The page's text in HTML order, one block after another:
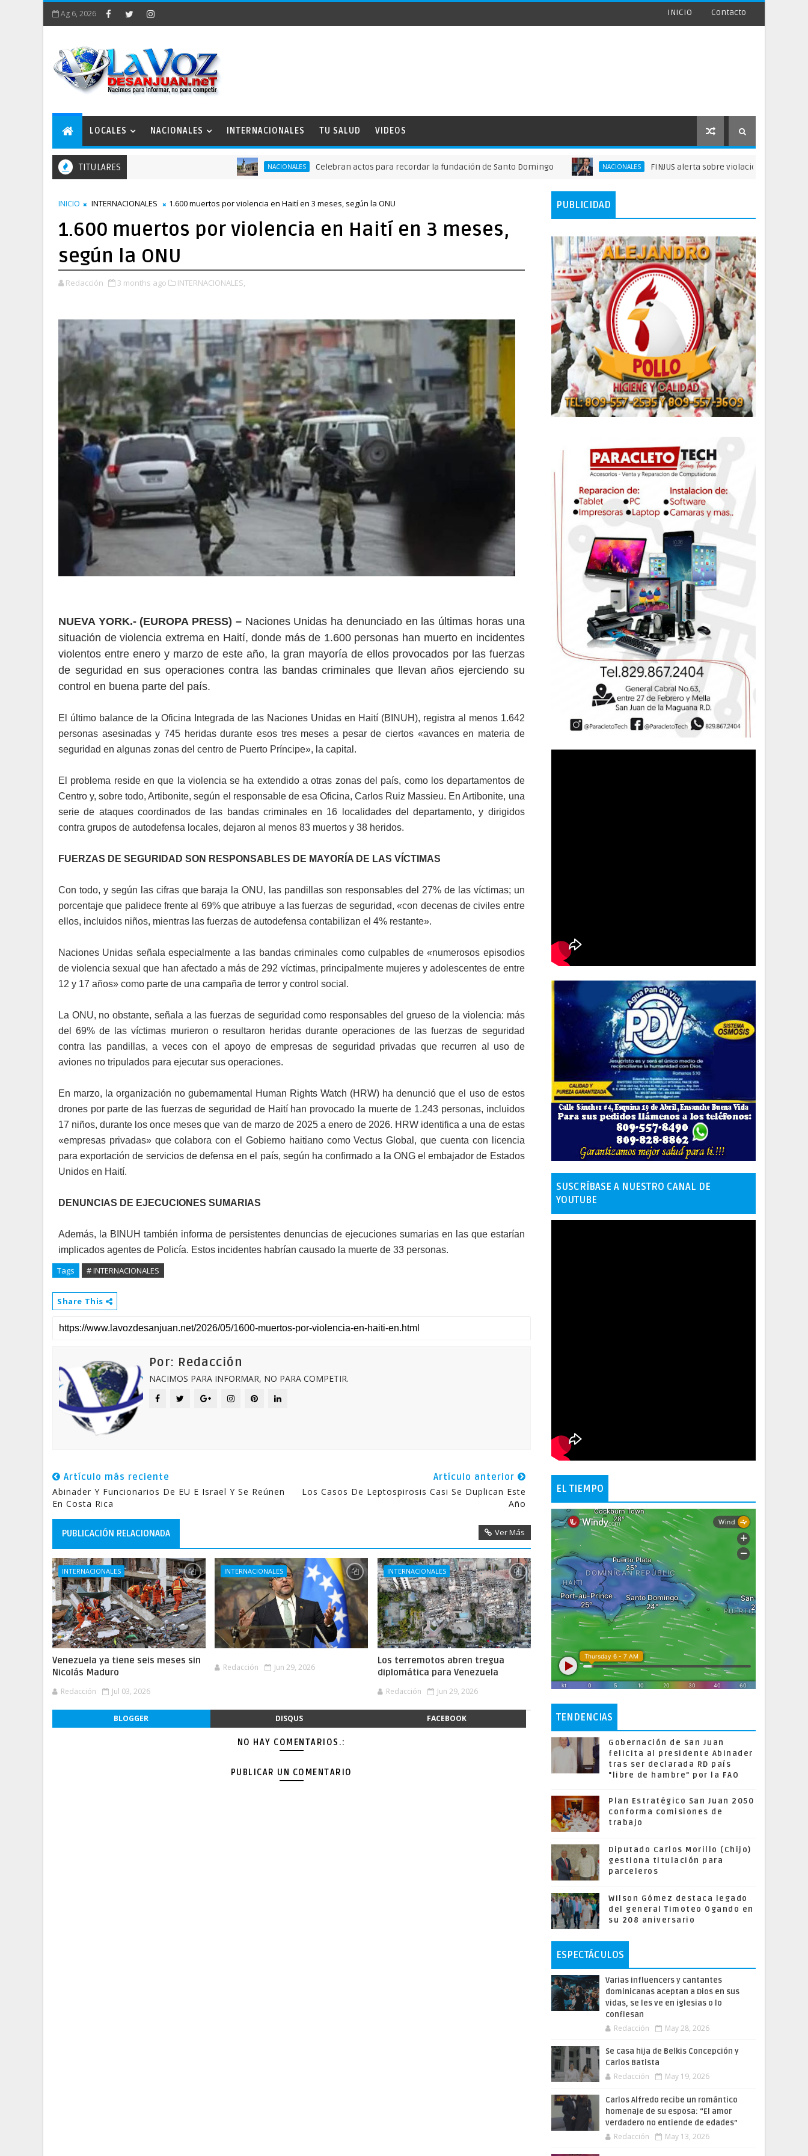
Ag 6, 2026 INICIO Contacto
LOCALES NACIONALES INTERNACIONALES TU SALUD VIDEOS
TITULARES NACIONALES Celebran actos para recordar la fundación de Santo Domingo NACIONALES FINJUS alerta sobre violaciones a garantías
INICIO INTERNACIONALES 1.600 muertos por violencia en Haití en 3 meses, según la ONU
1.600 muertos por violencia en Haití en 3 meses,
según la ONU
Redacción 3 months ago INTERNACIONALES,
NUEVA YORK.- (EUROPA PRESS) – Naciones Unidas ha denunciado en las últimas horas una
situación de violencia extrema en Haití, donde más de 1.600 personas han muerto en incidentes
violentos entre enero y marzo de este año, la gran mayoría de ellos provocados por las fuerzas
de seguridad en sus operaciones contra las bandas criminales que llevan años ejerciendo su
control en buena parte del país.
El último balance de la Oficina Integrada de las Naciones Unidas en Haití (BINUH), registra al menos 1.642
personas asesinadas y 745 heridas durante esos tres meses a pesar de ciertos «avances en materia de
seguridad en algunas zonas del centro de Puerto Príncipe», la capital.
El problema reside en que la violencia se ha extendido a otras zonas del país, como los departamentos de
Centro y, sobre todo, Artibonite, según el responsable de esa Oficina, Carlos Ruiz Massieu. En Artibonite, una
serie de ataques coordinados de las bandas criminales en 16 localidades del departamento, y dirigidos
contra grupos de autodefensa locales, dejaron al menos 83 muertos y 38 heridos.
FUERZAS DE SEGURIDAD SON RESPONSABLES DE MAYORÍA DE LAS VÍCTIMAS
Con todo, y según las cifras que baraja la ONU, las pandillas son responsables del 27% de las víctimas; un
porcentaje que palidece frente al 69% que atribuye a las fuerzas de seguridad, «con decenas de civiles entre
ellos, incluidos niños, mientras las fuerzas de autodefensa contabilizan el 4% restante».
Naciones Unidas señala especialmente a las bandas criminales como culpables de «numerosos episodios
de violencia sexual que han afectado a más de 292 víctimas, principalmente mujeres y adolescentes de entre
12 y 17 años» como parte de una campaña de terror y control social.
La ONU, no obstante, señala a las fuerzas de seguridad como responsables del grueso de la violencia: más
del 69% de las víctimas murieron o resultaron heridas durante operaciones de las fuerzas de seguridad
contra las pandillas, a veces con el apoyo de empresas de seguridad privadas que recurren al uso de
aviones no tripulados para ejecutar sus operaciones.
En marzo, la organización no gubernamental Human Rights Watch (HRW) ha denunció que el uso de estos
drones por parte de las fuerzas de seguridad de Haití han provocado la muerte de 1.243 personas, incluidos
17 niños, durante los once meses que van de marzo de 2025 a enero de 2026. HRW identifica a una de estas
«empresas privadas» que colabora con el Gobierno haitiano como Vectus Global, que cuenta con licencia
para exportación de servicios de defensa en el país, según ha confirmado a la ONG el embajador de Estados
Unidos en Haití.
DENUNCIAS DE EJECUCIONES SUMARIAS
Además, la BINUH también informa de persistentes denuncias de ejecuciones sumarias en las que estarían
implicados agentes de Policía. Estos incidentes habrían causado la muerte de 33 personas.
Tags # INTERNACIONALES
Share This
Por: Redacción
NACIMOS PARA INFORMAR, NO PARA COMPETIR.
Artículo más reciente
Abinader Y Funcionarios De EU E Israel Y Se Reúnen
En Costa Rica
Artículo anterior
Los Casos De Leptospirosis Casi Se Duplican Este
Año
PUBLICACIÓN RELACIONADA Ver Más
INTERNACIONALES
Venezuela ya tiene seis meses sin
Nicolás Maduro
Redacción Jul 03, 2026
INTERNACIONALES
Redacción Jun 29, 2026
INTERNACIONALES
Los terremotos abren tregua
diplomática para Venezuela
Redacción Jun 29, 2026
BLOGGER DISQUS FACEBOOK
NO HAY COMENTARIOS.:
PUBLICAR UN COMENTARIO
PUBLICIDAD
SUSCRÍBASE A NUESTRO CANAL DE
YOUTUBE
EL TIEMPO
TENDENCIAS
Gobernación de San Juan
felicita al presidente Abinader
tras ser declarada RD país
"libre de hambre" por la FAO
Plan Estratégico San Juan 2050
conforma comisiones de
trabajo
Diputado Carlos Morillo (Chijo)
gestiona titulación para
parceleros
Wilson Gómez destaca legado
del general Timoteo Ogando en
su 208 aniversario
ESPECTÁCULOS
Varias influencers y cantantes
dominicanas aceptan a Dios en sus
vidas, se les ve en iglesias o lo
confiesan
Redacción May 28, 2026
Se casa hija de Belkis Concepción y
Carlos Batista
Redacción May 19, 2026
Carlos Alfredo recibe un romántico
homenaje de su esposa: “El amor
verdadero no entiende de edades”
Redacción May 13, 2026